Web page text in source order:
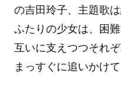
の吉田玲子、主題歌は
ふたりの少女は、困
互いに支えつつそれ
まっすぐに追いかけ